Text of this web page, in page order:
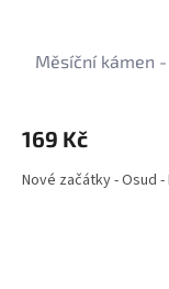
Měsíční kámen
169 Kč
Nové začátky - Osud